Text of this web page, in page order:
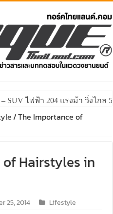
– SUV ไฟฟ้า 204 แรงม้า วิ่งไกล
/The Importance of
Hairstyles in
25, 2014 Lifestyle